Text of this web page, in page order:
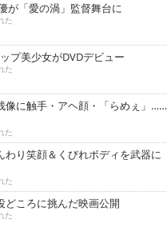
「愛の渦」監督舞台に
た
プ美少女がDVDデビュー
た
に触手・アヘ顔・「らめぇ」……
た
り笑顔＆くびれボディを武器に
た
ころに挑んだ映画公開
た